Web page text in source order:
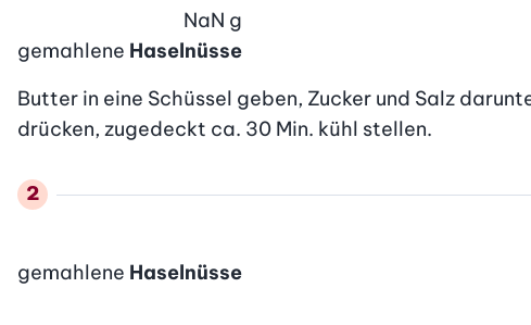
gemahlene Haselnüsse
NaN g
Butter in eine Schüssel geben, Zucker und Salz
drücken, zugedeckt ca. 30 Min. kühl stellen.
gemahlene Haselnüsse